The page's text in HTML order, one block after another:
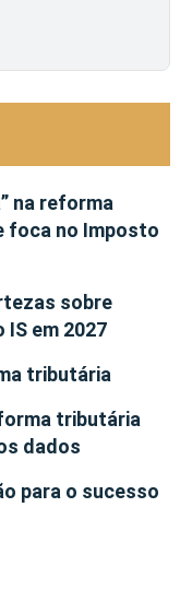
na reforma
foca no Imposto
sobre
IS em 2027
tributária
tributária
dados
para o sucesso